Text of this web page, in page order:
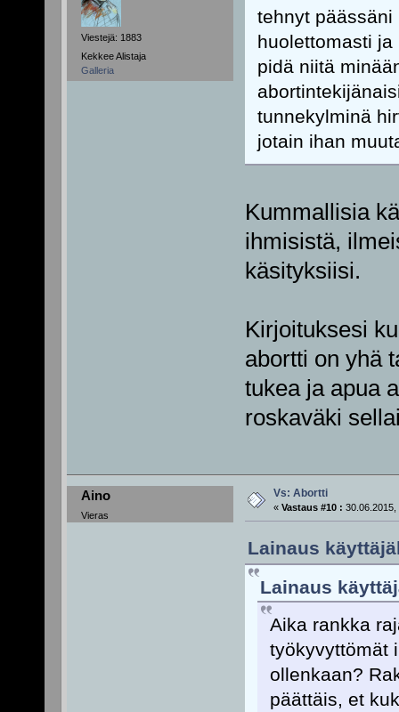
Viestejä: 1883
Kekkee Alistaja
Galleria
tehnyt
huolettomasti
pidä niitä
tunnekylminä
jotain ihan
Kummallisia
ihmisistä,
käsityksiisi.
Kirjoituksesi
abortti on yhä
tukea ja apua
roskaväki
Aino
Vieras
Vs: Abortti
« Vastaus #10 : 30.06.2015,
Lainaus
Lainaus
Aika rankka
työkyvyttömät
ollenkaan?
päättäis, et